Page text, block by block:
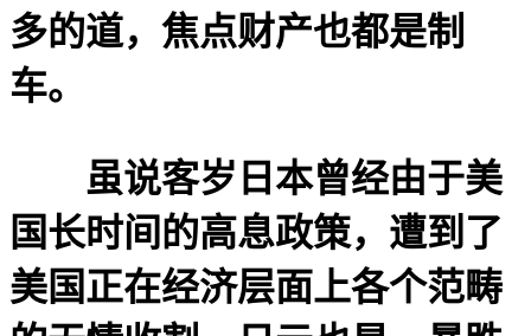
多的道，焦点财产也都是制
车。
虽说客岁日本曾经由于美
国长时间的高息政策，遭到了
美国正在经济层面上各个范畴